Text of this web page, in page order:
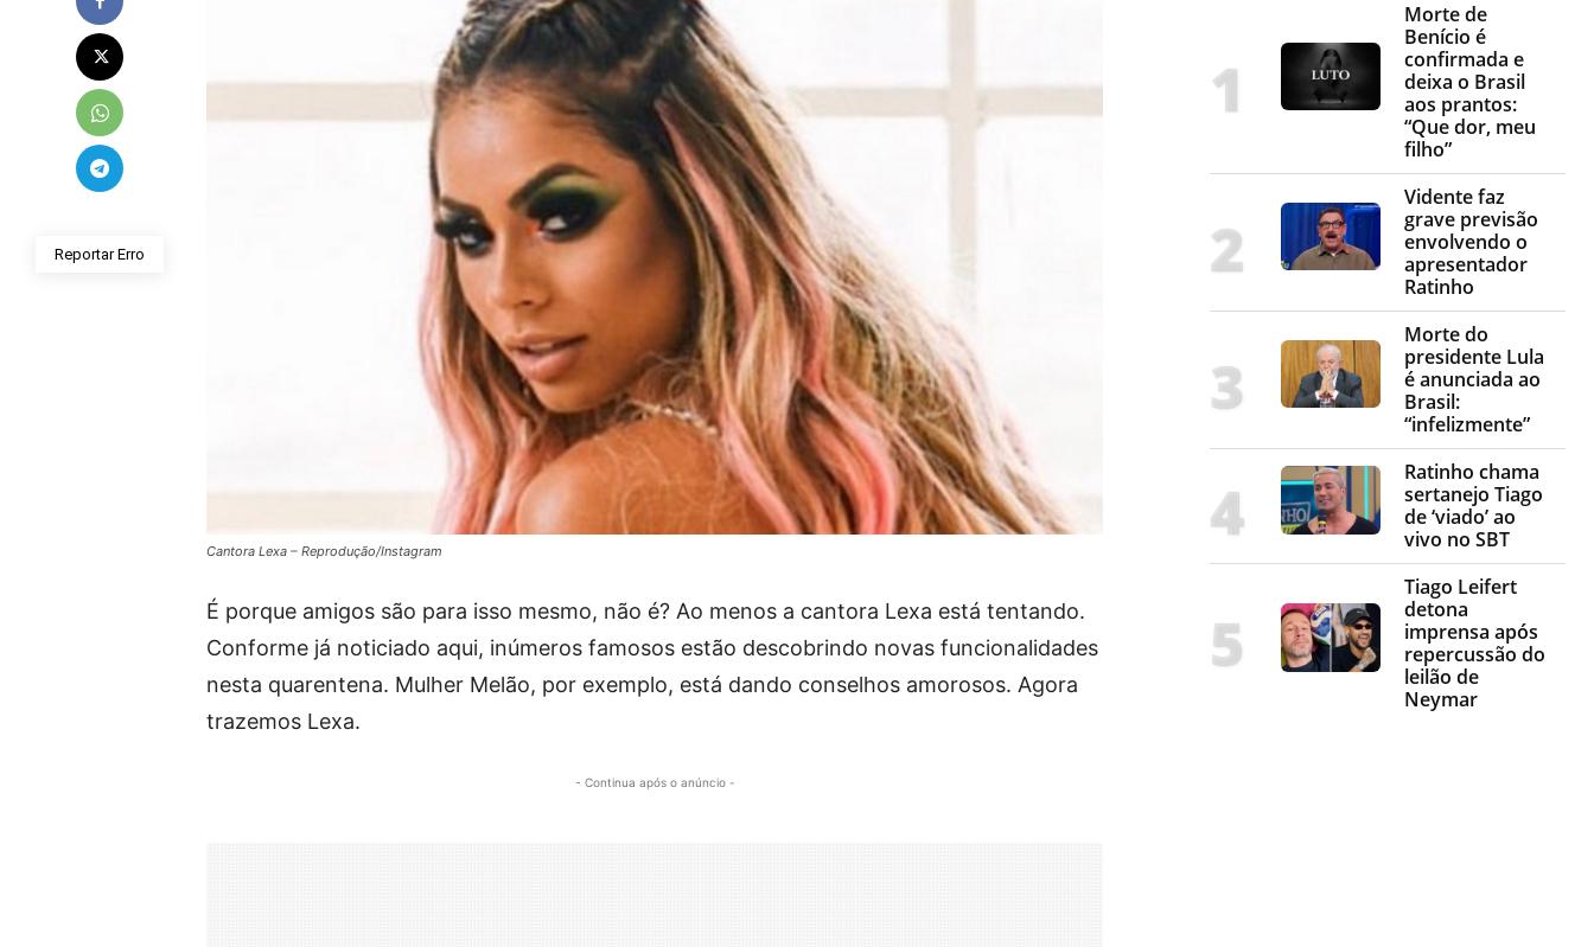
Reportar Erro
Cantora Lexa – Reprodução/Instagram
É porque amigos são para isso mesmo, não é? Ao menos a cantora Lexa está tentando.
Conforme já noticiado aqui, inúmeros famosos estão descobrindo novas funcionalidades
nesta quarentena. Mulher Melão, por exemplo, está dando conselhos amorosos. Agora
trazemos Lexa.
- Continua após o anúncio -
Morte de
Benício é
confirmada e
deixa o Brasil
aos prantos:
“Que dor, meu
filho”
Vidente faz
grave previsão
envolvendo o
apresentador
Ratinho
Morte do
presidente Lula
é anunciada ao
Brasil:
“infelizmente”
Ratinho chama
sertanejo Tiago
de ‘viado’ ao
vivo no SBT
Tiago Leifert
detona
imprensa após
repercussão do
leilão de
Neymar